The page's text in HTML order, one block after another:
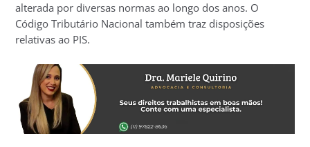
alterada por diversas normas ao longo dos anos. O
Código Tributário Nacional também traz disposições
relativas ao PIS.